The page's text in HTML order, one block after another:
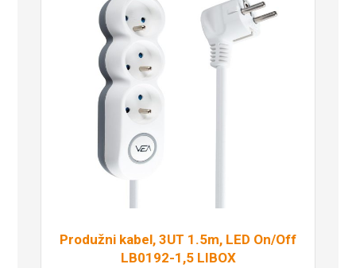
Produžni kabel, 3UT 1.5m, LED On/Off
LB0192-1,5 LIBOX